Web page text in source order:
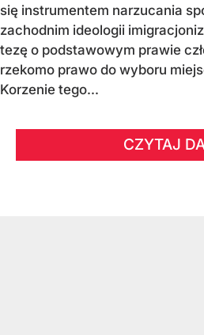
się instrumentem narzucania
zachodnim ideologii
tezę o podstawowym prawie
rzekomo prawo do wyboru
Korzenie tego...
CZYTAJ